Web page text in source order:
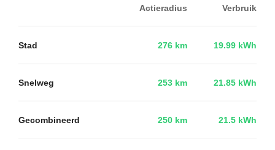
Actieradius Verbruik
Stad 276 km 19.99 kWh
Snelweg 253 km 21.85 kWh
Gecombineerd 250 km 21.5 kWh